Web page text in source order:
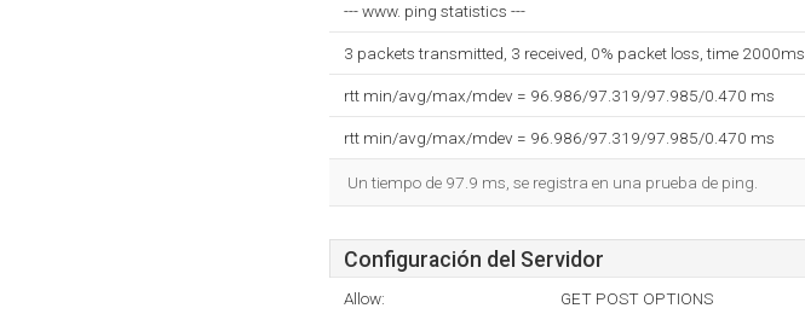
--- www. ping statistics ---
3 packets transmitted, 3 received, 0% packet loss, time 2000ms
rtt min/avg/max/mdev = 96.986/97.319/97.985/0.470 ms
rtt min/avg/max/mdev = 96.986/97.319/97.985/0.470 ms
Un tiempo de 97.9 ms, se registra en una prueba de ping.
Configuración del Servidor
Allow: GET POST OPTIONS